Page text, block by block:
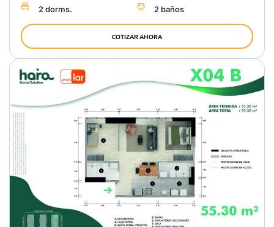
2 dorms. 2 baños
COTIZAR AHORA